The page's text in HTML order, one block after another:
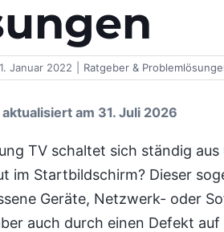
1. Januar 2022 Ratgeber &
am 31. Juli 2026
TV schaltet sich ständig
im Startbildschirm? Dieser
Geräte, Netzwerk- oder
auch durch einen Defekt